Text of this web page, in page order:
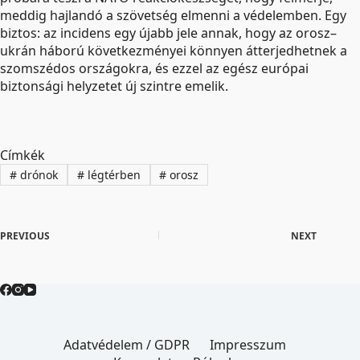
meddig hajlandó a szövetség elmenni a védelemben. Egy
biztos: az incidens egy újabb jele annak, hogy az orosz–
ukrán háború következményei könnyen átterjedhetnek a
szomszédos országokra, és ezzel az egész európai
biztonsági helyzetet új szintre emelik.
Címkék
#drónok #légtérben # orosz
PREVIOUS NEXT
Adatvédelem / GDPR
Impresszum